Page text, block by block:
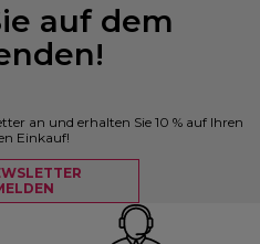
auf dem
an und erhalten Sie 10 % auf Ihren
Einkauf!